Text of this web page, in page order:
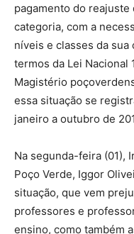
pagamento do reajuste
categoria, com a
níveis e classes da
termos da Lei Nacional
Magistério
essa situação se
janeiro a outubro de
Na segunda-feira (01),
Poço Verde, Iggor
situação, que vem
professores e
ensino, como também